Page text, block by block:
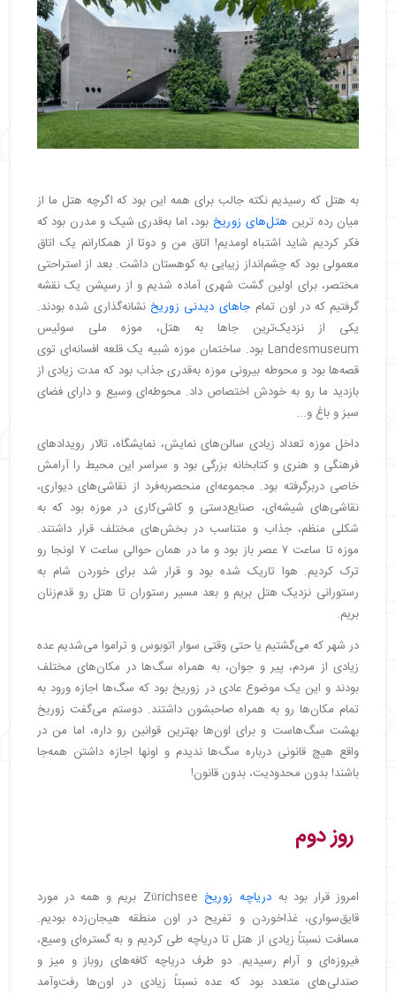
به هتل که رسیدیم نکته جالب برای همه این بود که اگرچه هتل ما از
میان رده ترین هتل‌های زوریخ بود، اما به‌قدری شیک و مدرن بود که
فکر کردیم شاید اشتباه اومدیم! اتاق من و دوتا از همکارانم یک اتاق
معمولی بود که چشم‌انداز زیبایی به کوهستان داشت. بعد از استراحتی
مختصر، برای اولین گشت شهری آماده شدیم و از رسپشن یک نقشه
گرفتیم که در اون تمام جاهای دیدنی زوریخ نشانه‌گذاری شده بودند.
یکی از نزدیک‌ترین جاها به هتل، موزه ملی سوئیس
Landesmuseum بود. ساختمان موزه شبیه یک قلعه افسانه‌ای توی
قصه‌ها بود و محوطه بیرونی موزه به‌قدری جذاب بود که مدت زیادی از
بازدید ما رو به خودش اختصاص داد. محوطه‌ای وسیع و دارای فضای
سبز و باغ و...
داخل موزه تعداد زیادی سالن‌های نمایش، نمایشگاه، تالار رویدادهای
فرهنگی و هنری و کتابخانه بزرگی بود و سراسر این محیط را آرامش
خاصی دربرگرفته بود. مجموعه‌ای منحصربه‌فرد از نقاشی‌های دیواری،
نقاشی‌های شیشه‌ای، صنایع‌دستی و کاشی‌کاری در موزه بود که به
شکلی منظم، جذاب و متناسب در بخش‌های مختلف قرار داشتند.
موزه تا ساعت ۷ عصر باز بود و ما در همان حوالی ساعت ۷ اونجا رو
ترک کردیم. هوا تاریک شده بود و قرار شد برای خوردن شام به
رستورانی نزدیک هتل بریم و بعد مسیر رستوران تا هتل رو قدم‌زنان
بریم.
در شهر که می‌گشتیم یا حتی وقتی سوار اتوبوس و تراموا می‌شدیم عده
زیادی از مردم، پیر و جوان، به همراه سگ‌ها در مکان‌های مختلف
بودند و این یک موضوع عادی در زوریخ بود که سگ‌ها اجازه ورود به
تمام مکان‌ها رو به همراه صاحبشون داشتند. دوستم می‌گفت زوریخ
بهشت سگ‌هاست و برای اون‌ها بهترین قوانین رو داره، اما من در
واقع هیچ قانونی درباره سگ‌ها ندیدم و اونها اجازه داشتن همه‌جا
باشند! بدون محدودیت، بدون قانون!
روز دوم
امروز قرار بود به دریاچه زوریخ
Zürichsee بریم و همه در مورد
قایق‌سواری، غذاخوردن و تفریح در اون منطقه هیجان‌زده بودیم.
مسافت نسبتاً زیادی از هتل تا دریاچه طی کردیم و به گستره‌ای وسیع،
فیروزه‌ای و آرام رسیدیم. دو طرف دریاچه کافه‌های روباز و میز و
صندلی‌های متعدد بود که عده نسبتاً زیادی در اون‌ها رفت‌وآمد